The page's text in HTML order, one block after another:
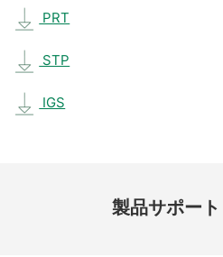
PRT
STP
IGS
製品サポート